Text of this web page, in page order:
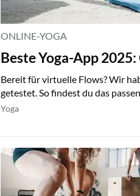
ONLINE-YOGA
Beste Yoga-App
Bereit für virtuelle Flows? Wir
getestet. So findest du das
Yoga